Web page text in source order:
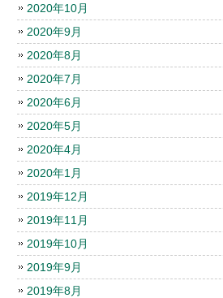
2020年10月
2020年9月
2020年8月
2020年7月
2020年6月
2020年5月
2020年4月
2020年1月
2019年12月
2019年11月
2019年10月
2019年9月
2019年8月